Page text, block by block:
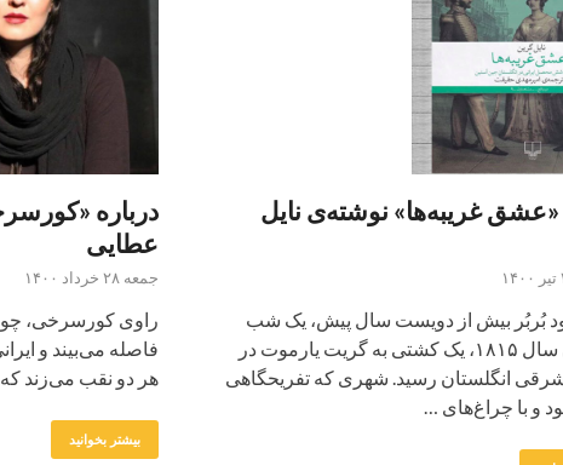
«عشق غریبه‌ها» نوشته‌ی نایل
بُربُر بیش از دویست سال پیش، یک شب
تابستانی سال ۱۸۱۵، یک کشتی به گریت یارموت در
انگلستان رسید. شهری که تفریحگاهی
و با چراغ‌های …
درباره
عطایی
جمعه ۲۸ خرداد ۱۴۰۰
راوی کورسرخی،
فاصله می‌بیند و
هر دو نقب می‌زند
بیشتر بخوانید